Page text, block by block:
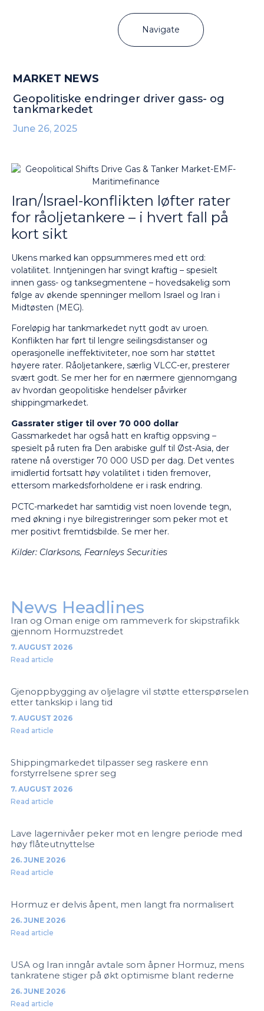
Navigate
MARKET NEWS
Geopolitiske endringer driver gass- og
tankmarkedet
June 26, 2025
Iran/Israel-konflikten løfter rater
for råoljetankere – i hvert fall på
kort sikt
Ukens marked kan oppsummeres med ett ord:
volatilitet. Inntjeningen har svingt kraftig – spesielt
innen gass- og tanksegmentene – hovedsakelig som
følge av økende spenninger mellom Israel og Iran i
Midtøsten (MEG).
Foreløpig har tankmarkedet nytt godt av uroen.
Konflikten har ført til lengre seilingsdistanser og
operasjonelle ineffektiviteter, noe som har støttet
høyere rater. Råoljetankere, særlig VLCC-er, presterer
svært godt. Se mer herfor en nærmere gjennomgang
av hvordan geopolitiske hendelser påvirker
shippingmarkedet.
Gassrater stiger til over 70 000 dollar
Gassmarkedet har også hatt en kraftig oppsving –
spesielt på ruten fra Den arabiske gulf til Øst-Asia, der
ratene nå overstiger 70 000 USD per dag. Det ventes
imidlertid fortsatt høy volatilitet i tiden fremover,
ettersom markedsforholdene er i rask endring.
PCTC-markedet har samtidig vist noen lovende tegn,
med økning i nye bilregistreringer som peker mot et
mer positivt fremtidsbilde. Se mer her.
Kilder: Clarksons, Fearnleys Securities
News Headlines
Iran og Oman enige om rammeverk for skipstrafikk
gjennom Hormuzstredet
7. AUGUST 2026
Read article
Gjenoppbygging av oljelagre vil støtte etterspørselen
etter tankskip i lang tid
7. AUGUST 2026
Read article
Shippingmarkedet tilpasser seg raskere enn
forstyrrelsene sprer seg
7. AUGUST 2026
Read article
Lave lagernivåer peker mot en lengre periode med
høy flåteutnyttelse
26. JUNE 2026
Read article
Hormuz er delvis åpent, men langt fra normalisert
26. JUNE 2026
Read article
USA og Iran inngår avtale som åpner Hormuz, mens
tankratene stiger på økt optimisme blant rederne
26. JUNE 2026
Read article